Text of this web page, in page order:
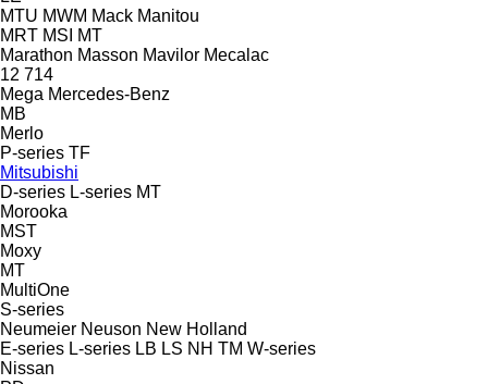
MTU MWM Mack Manitou
MRT MSI
MT
Marathon Masson Mavilor Mecalac
12 714
Mega Mercedes-Benz
MB
Merlo
P-series TF
Mitsubishi
D-series L-series MT
Morooka
MST
Moxy
MT
MultiOne
S-series
Neumeier Neuson New Holland
E-series L-series LB LS NH TM W-series
Nissan